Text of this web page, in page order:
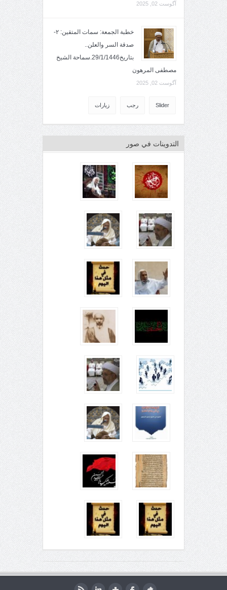
آگوست 02, 2025
خطبة الجمعة: سمات المتقين: ٢-
صدقة السر والعلن..
بتاريخ29/1/1446.سماحة الشيخ
مصطفى المرهون
آگوست 02, 2025
Slider رجب زيارات
التدوينات في صور